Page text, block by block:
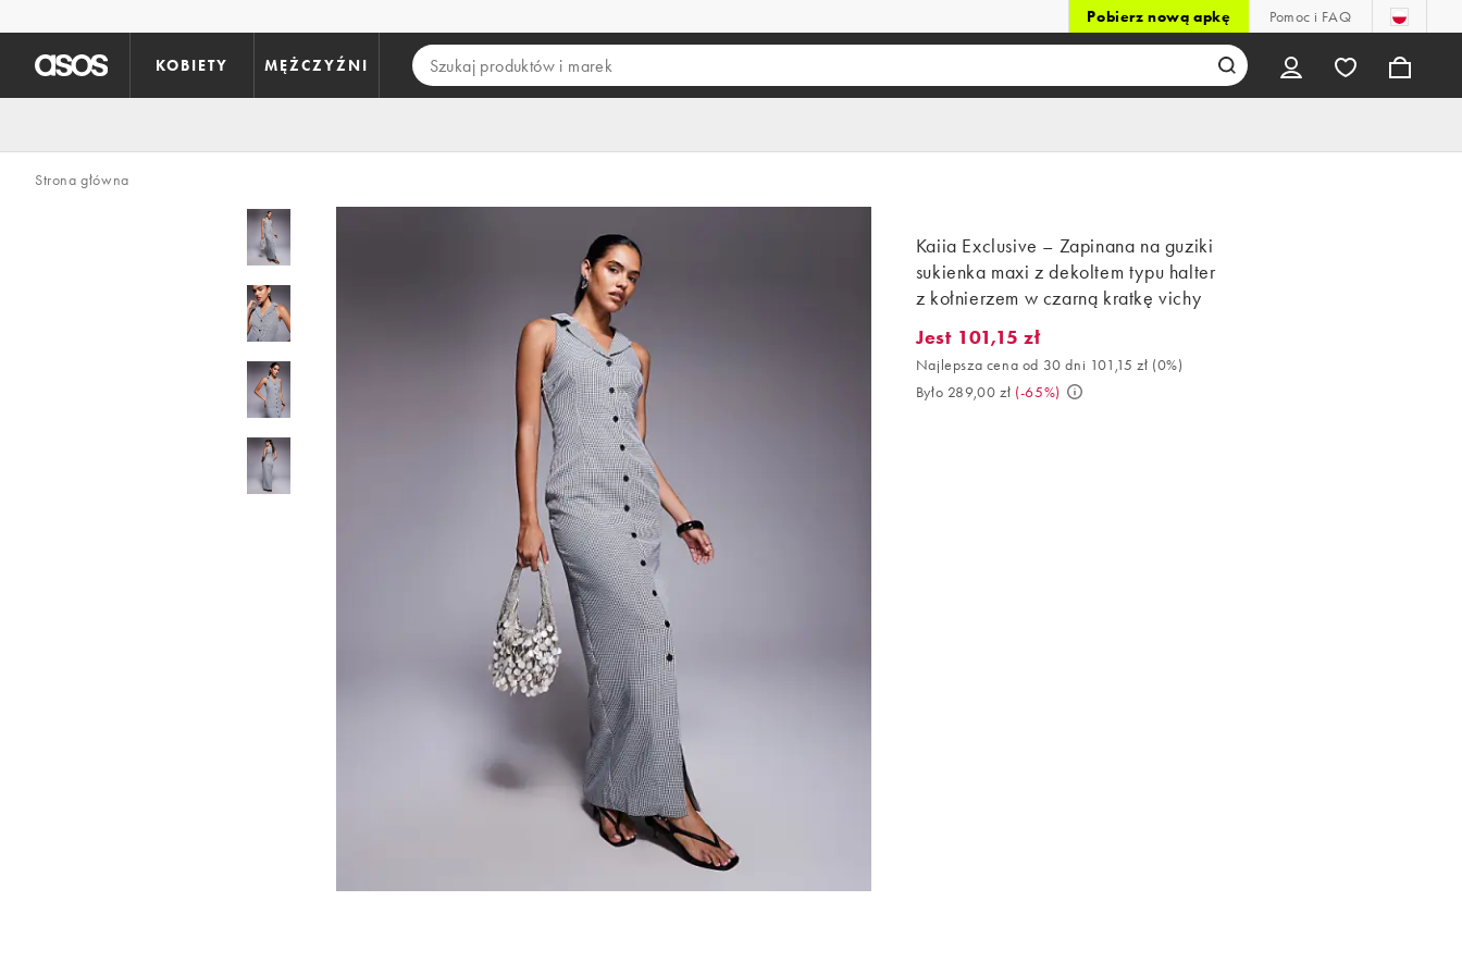
Pobierz nową apkę Pomoc i FAQ
KOBIETY MĘŻCZYŹNI
Strona główna
Kaiia Exclusive – Zapinana na guziki
sukienka maxi z dekoltem typu halter
z kołnierzem w czarną kratkę vichy
Jest 101,15 zł. Najlepsza cena od 30 dni 101,15 zł (0%). Było 289,00 zł. (-
Jest 101,15 zł
Najlepsza cena od 30 dni 101,15 zł (0%)
Było 289,00 zł (-65%)